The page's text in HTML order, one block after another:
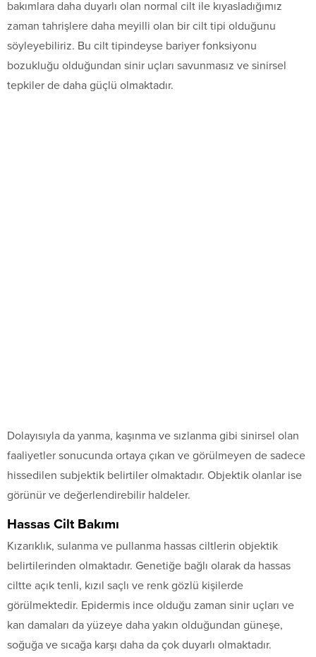
bakımlara daha duyarlı olan normal cilt ile kıyasladığımız
zaman tahrişlere daha meyilli olan bir cilt tipi olduğunu
söyleyebiliriz. Bu cilt tipindeyse bariyer fonksiyonu
bozukluğu olduğundan sinir uçları savunmasız ve sinirsel
tepkiler de daha güçlü olmaktadır.
Dolayısıyla da yanma, kaşınma ve sızlanma gibi sinirsel olan
faaliyetler sonucunda ortaya çıkan ve görülmeyen de sadece
hissedilen subjektik belirtiler olmaktadır. Objektik olanlar ise
görünür ve değerlendirebilir haldeler.
Hassas Cilt Bakımı
Kızarıklık, sulanma ve pullanma hassas ciltlerin objektik
belirtilerinden olmaktadır. Genetiğe bağlı olarak da hassas
ciltte açık tenli, kızıl saçlı ve renk gözlü kişilerde
görülmektedir. Epidermis ince olduğu zaman sinir uçları ve
kan damaları da yüzeye daha yakın olduğundan güneşe,
soğuğa ve sıcağa karşı daha da çok duyarlı olmaktadır.